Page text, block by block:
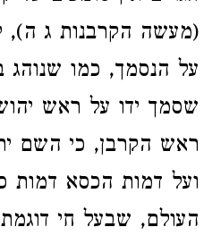
(מעשה הקרבנות ג ה),
על הנסמך, כמו שנוהג
שסמך ידו על ראש
ראש הקרבן, כי השם
ועל דמות הכסא דמות
העולם, שבעל חי